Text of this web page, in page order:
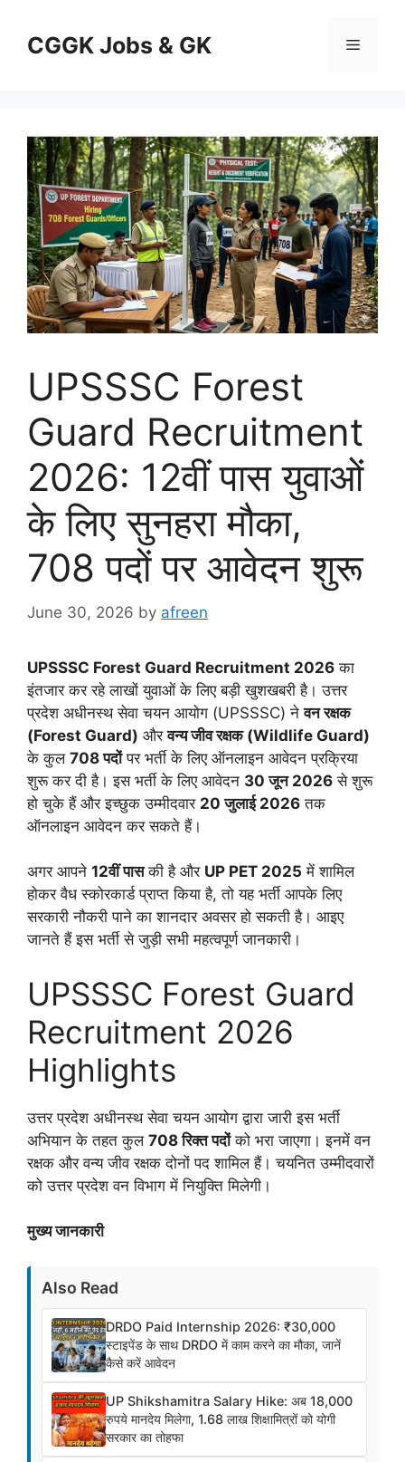
contentCGGK Jobs & GK Menu
UPSSSC Forest
Guard Recruitment
2026: 12वीं पास युवाओं
के लिए सुनहरा मौका,
708 पदों पर आवेदन शुरू
June 30, 2026 by afreen
UPSSSC Forest Guard Recruitment 2026 का
इंतजार कर रहे लाखों युवाओं के लिए बड़ी खुशखबरी है। उत्तर
प्रदेश अधीनस्थ सेवा चयन आयोग (UPSSSC) नेवन रक्षक
(Forest Guard) औरवन्य जीव रक्षक (Wildlife Guard)
के कुल 708 पदोंपर भर्ती के लिए ऑनलाइन आवेदन प्रक्रिया
शुरू कर दी है। इस भर्ती के लिए आवेदन 30 जून 2026 से शुरू
हो चुके हैं और इच्छुक उम्मीदवार 20 जुलाई 2026 तक
ऑनलाइन आवेदन कर सकते हैं।
अगर आपने 12वीं पासकी है और UP PET 2025 में शामिल
होकर वैध स्कोरकार्ड प्राप्त किया है, तो यह भर्ती आपके लिए
सरकारी नौकरी पाने का शानदार अवसर हो सकती है। आइए
जानते हैं इस भर्ती से जुड़ी सभी महत्वपूर्ण जानकारी।
UPSSSC Forest Guard
Recruitment 2026
Highlights
उत्तर प्रदेश अधीनस्थ सेवा चयन आयोग द्वारा जारी इस भर्ती
अभियान के तहत कुल 708 रिक्त पदोंको भरा जाएगा। इनमें वन
रक्षक और वन्य जीव रक्षक दोनों पद शामिल हैं। चयनित उम्मीदवारों
को उत्तर प्रदेश वन विभाग में नियुक्ति मिलेगी।
मुख्य जानकारी
Also Read
DRDO Paid Internship 2026: ₹30,000
स्टाइपेंड के साथ DRDO में काम करने का मौका, जानें
कैसे करें आवेदन
UP Shikshamitra Salary Hike: अब 18,000
रुपये मानदेय मिलेगा, 1.68 लाख शिक्षामित्रों को योगी
सरकार का तोहफा